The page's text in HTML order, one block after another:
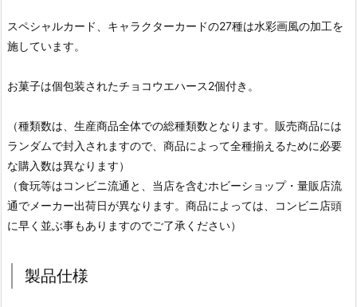
スペシャルカード、キャラクターカードの27種は水彩画風の加工を
施しています。
お菓子は個包装されたチョコウエハース2個付き。
（種類数は、生産商品全体での総種類数となります。販売商品には
ランダムで封入されますので、商品によって全種揃えるために必要
な購入数は異なります）
（食玩等はコンビニ流通と、当店を含むホビーショップ・量販店流
通でメーカー出荷日が異なります。商品によっては、コンビニ店頭
に早く並ぶ事もありますのでご了承ください）
製品仕様